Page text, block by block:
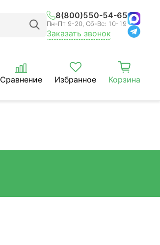
8(800)550-54-65
Пн-Пт 9-20, Сб-Вс: 10-19
Заказать звонок
Сравнение Избранное Корзина